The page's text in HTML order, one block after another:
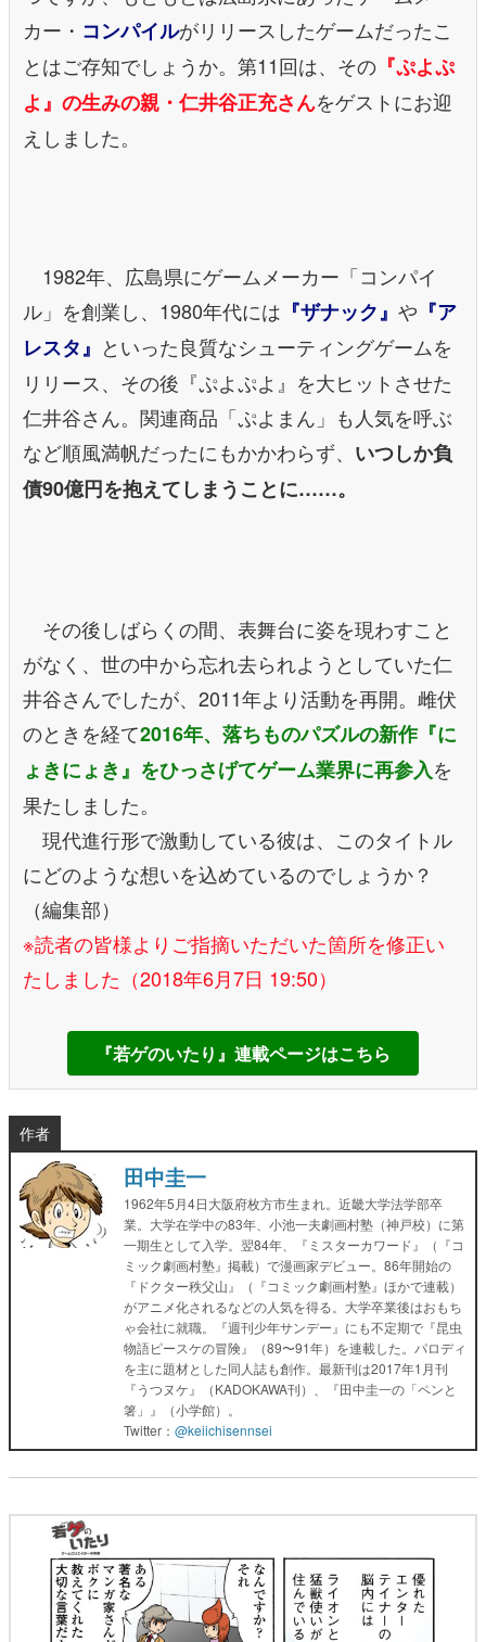
カー・ コンパイルがリリースしたゲームだったこ
とはご存知でしょうか。第11回は、その 『ぷよぷ
よ』の生みの親・仁井谷正充さんをゲストにお迎
えしました。
1982年、広島県にゲームメーカー「コンパイ
ル」を創業し、1980年代には 『ザナック』 や 『ア
レスタ』 といった良質なシューティングゲームを
リリース、その後『ぷよぷよ』を大ヒットさせた
仁井谷さん。関連商品「ぷよまん」も人気を呼ぶ
など順風満帆だったにもかかわらず、 いつしか負
債90億円を抱えてしまうことに……。
その後しばらくの間、表舞台に姿を現わすこと
がなく、世の中から忘れ去られようとしていた仁
井谷さんでしたが、2011年より活動を再開。雌伏
のときを経て2016年、落ちものパズルの新作『に
ょきにょき』をひっさげてゲーム業界に再参入を
果たしました。
現代進行形で激動している彼は、このタイトル
にどのような想いを込めているのでしょうか？
（編集部）
※読者の皆様よりご指摘いただいた箇所を修正い
たしました（2018年6月7日 19:50）
『若ゲのいたり』連載ページはこちら
作者
田中圭一
1962年5月4日大阪府枚方市生まれ。近畿大学法学部卒
業。大学在学中の83年、小池一夫劇画村塾（神戸校）に第
一期生として入学。翌84年、『ミスターカワード』（『コ
ミック劇画村塾』掲載）で漫画家デビュー。86年開始の
『ドクター秩父山』（『コミック劇画村塾』ほかで連載）
がアニメ化されるなどの人気を得る。大学卒業後はおもち
ゃ会社に就職。『週刊少年サンデー』にも不定期で『昆虫
物語ピースケの冒険』（89〜91年）を連載した。パロディ
を主に題材とした同人誌も創作。最新刊は2017年1月刊
『うつヌケ』（KADOKAWA刊）、『田中圭一の「ペンと
箸」』（小学館）。
Twitter： @keiichisennsei